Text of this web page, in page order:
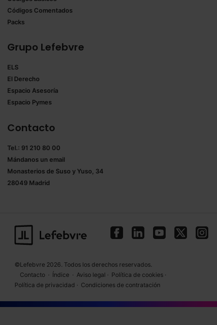
Códigos Comentados
Packs
Grupo Lefebvre
ELS
El Derecho
Espacio Asesoría
Espacio Pymes
Contacto
Tel.: 91 210 80 00
Mándanos un email
Monasterios de Suso y Yuso, 34
28049 Madrid
©Lefebvre 2026. Todos los derechos reservados.
Contacto · Índice · Aviso legal · Política de cookies ·
Política de privacidad · Condiciones de contratación